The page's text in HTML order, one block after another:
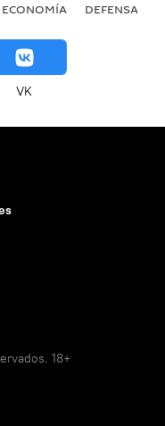
ECONOMÍA DEFENSA
VK
18+